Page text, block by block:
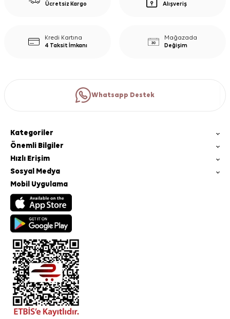
Ücretsiz Kargo
Alışveriş
Kredi Kartına
4 Taksit İmkanı
Mağazada
Değişim
Whatsapp Destek
Kategoriler
Önemli Bilgiler
Hızlı Erişim
Sosyal Medya
Mobil Uygulama